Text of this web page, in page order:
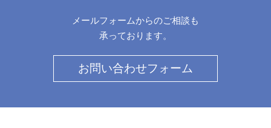
メールフォームからのご相談も
承っております。
お問い合わせフォーム